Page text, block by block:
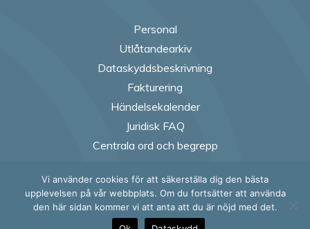
Personal
Utlåtandearkiv
Dataskyddsbeskrivning
Fakturering
Händelsekalender
Juridisk FAQ
Centrala ord och begrepp
Follow us on
Follow us on
Follow
Vi använder cookies för att säkerställa dig den bästa
upplevelsen på vår webbplats. Om du fortsätter att använda
den här sidan kommer vi att anta att du är nöjd med det.